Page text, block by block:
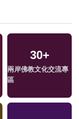
30+
兩岸佛教文化交流專
區
141+
司法放大鏡